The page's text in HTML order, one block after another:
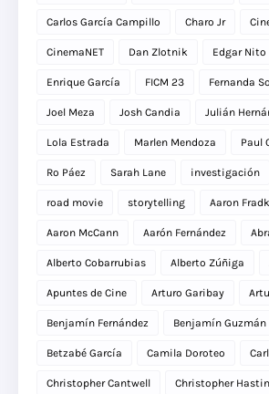
Carlos García Campillo Charo Jr
CinemaNET Dan Zlotnik Edgar Nito
Enrique García FICM 23 Fernanda
Joel Meza Josh Candia Julián
Lola Estrada Marlen Mendoza Paul
Ro Páez Sarah Lane investigación
road movie storytelling Aaron
Aaron McCann Aarón Fernández
Alberto Cobarrubias Alberto Zúñiga
Apuntes de Cine Arturo Garibay
Benjamín Fernández Benjamín Guzmán
Betzabé García Camila Doroteo
Christopher Cantwell Christopher